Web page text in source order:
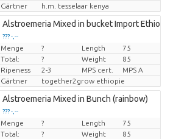
Gärtner
h.m. tesselaar kenya
Alstroemeria Mixed in bucket Import Ethiopie
??? -,--
Preis pro Stück
Menge ? Length
75
Total:
? Weight
85
Ripeness
2-3 MPS cert.
MPS A
Gärtner
together2grow ethiopie
Alstroemeria Mixed in Bunch (rainbow)
??? -,--
Preis pro Stück
Menge ? Length
75
Total:
? Weight
85